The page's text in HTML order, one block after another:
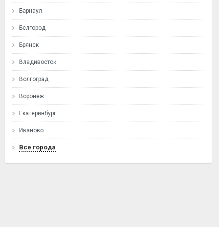
Барнаул
Белгород
Брянск
Владивосток
Волгоград
Воронеж
Екатеринбург
Иваново
Все города